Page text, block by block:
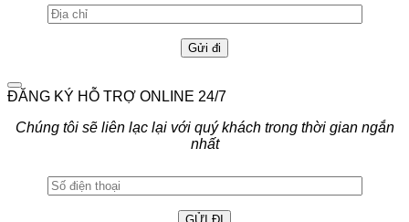
ĐĂNG KÝ HỖ TRỢ ONLINE 24/7
Chúng tôi sẽ liên lạc lại với quý khách trong thời gian ngắn
nhất